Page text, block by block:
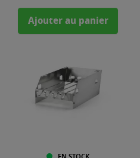
Ajouter au panier